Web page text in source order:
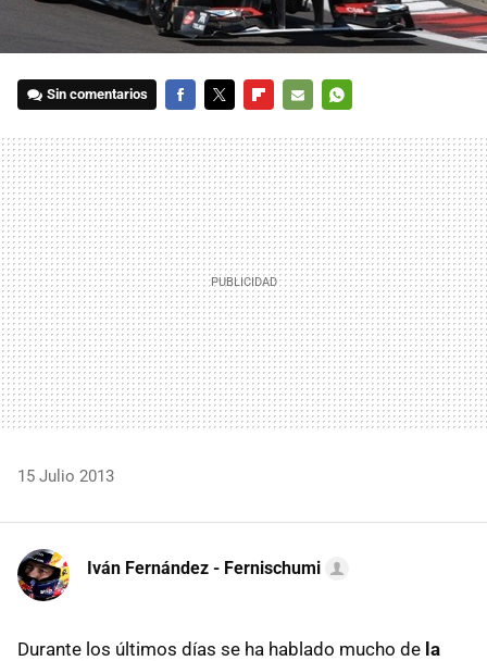
Sin comentarios
MAIL
15 Julio 2013
Iván Fernández - Fernischumi
Durante los últimos días se ha hablado mucho de la